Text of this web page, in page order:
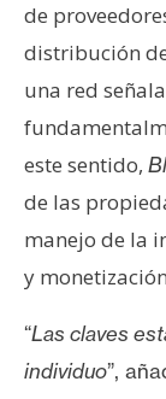
o
y
P
u
l
i
c
i
a
d
de
distribución
una red
este sentido,
de las
manejo de la
y
“Las claves
individuo”,